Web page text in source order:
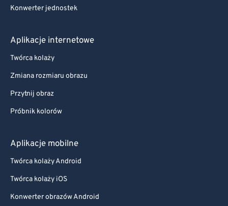
Konwerter jednostek
Aplikacje internetowe
Twórca kolaży
Zmiana rozmiaru obrazu
Przytnij obraz
Próbnik kolorów
Aplikacje mobilne
Twórca kolaży Android
Twórca kolaży iOS
Konwerter obrazów Android